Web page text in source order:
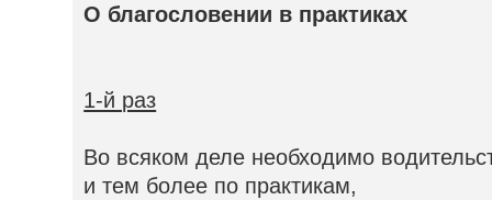
О благословении в практиках
1-й раз
Во всяком деле необходимо
и тем более по практикам,